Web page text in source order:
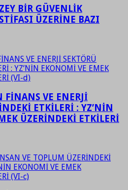
BİR GÜVENLİK
ÜZERİNE BAZI
FİNANS VE ENERJİ
ETKİLERİ : YZ’NİN
ÜZERİNDEKİ ETKİLERİ